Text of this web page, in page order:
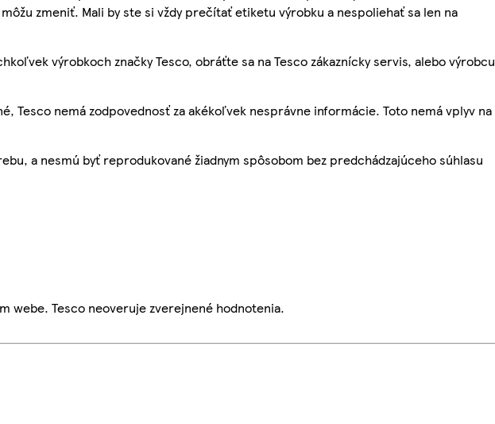
zmeniť. Mali by ste si vždy prečítať etiketu výrobku a nespoliehať sa len na
výrobkoch značky Tesco, obráťte sa na Tesco zákaznícky servis, alebo výrobcu
Tesco nemá zodpovednosť za akékoľvek nesprávne informácie. Toto nemá vplyv na
a nesmú byť reprodukované žiadnym spôsobom bez predchádzajúceho súhlasu
webe. Tesco neoveruje zverejnené hodnotenia.